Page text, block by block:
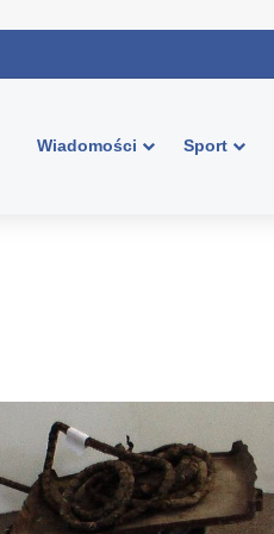
Wiadomości Sport